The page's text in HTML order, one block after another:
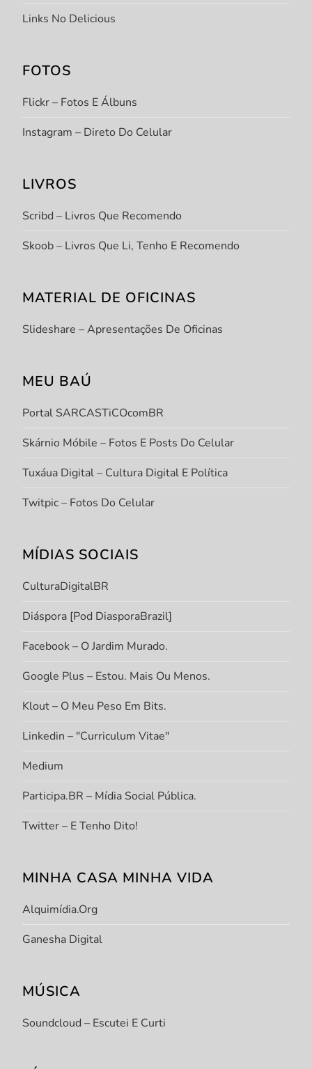
Links No Delicious
FOTOS
Flickr – Fotos E Álbuns
Instagram – Direto Do Celular
LIVROS
Scribd – Livros Que Recomendo
Skoob – Livros Que Li, Tenho E Recomendo
MATERIAL DE OFICINAS
Slideshare – Apresentações De Oficinas
MEU BAÚ
Portal SARCASTiCOcomBR
Skárnio Móbile – Fotos E Posts Do Celular
Tuxáua Digital – Cultura Digital E Política
Twitpic – Fotos Do Celular
MÍDIAS SOCIAIS
CulturaDigitalBR
Diáspora [Pod DiasporaBrazil]
Facebook – O Jardim Murado.
Google Plus – Estou. Mais Ou Menos.
Klout – O Meu Peso Em Bits.
Linkedin – "Curriculum Vitae"
Medium
Participa.BR – Mídia Social Pública.
Twitter – E Tenho Dito!
MINHA CASA MINHA VIDA
Alquimídia.org
Ganesha Digital
MÚSICA
Soundcloud – Escutei E Curti